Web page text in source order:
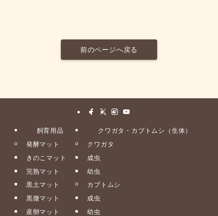
前のページへ戻る
飼育用品
発酵マット
きのこマット
完熟マット
黒土マット
黒微マット
産卵マット
クワガタ・カブトムシ（生体）
クワガタ
成虫
幼虫
カブトムシ
成虫
幼虫